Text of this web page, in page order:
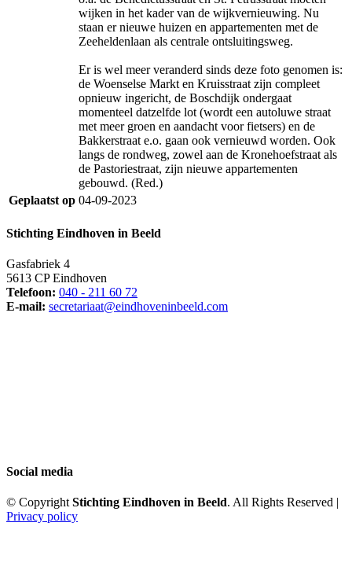
wijken in het kader van de wijkvernieuwing. Nu
staan er nieuwe huizen en appartementen met de
Zeeheldenlaan als centrale ontsluitingsweg.
Er is wel meer veranderd sinds deze foto genomen is:
de Woenselse Markt en Kruisstraat zijn compleet
opnieuw ingericht, de Boschdijk ondergaat
momenteel datzelfde lot (wordt een autoluwe straat
met meer groen en aandacht voor fietsers) en de
Bakkerstraat e.o. gaan ook vernieuwd worden. Ook
langs de rondweg, zowel aan de Kronehoefstraat als
de Pastoriestraat, zijn nieuwe appartementen
gebouwd. (Red.)
Geplaatst op 04-09-2023
Stichting Eindhoven in Beeld
Gasfabriek 4
5613 CP Eindhoven
Telefoon: 040 - 211 60 72
E-mail: secretariaat@eindhoveninbeeld.com
Social media
© Copyright Stichting Eindhoven in Beeld. All Rights Reserved |
Privacy policy